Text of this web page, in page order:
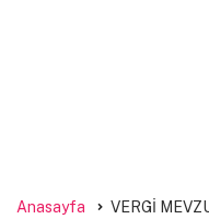
Anasayfa VERGİ